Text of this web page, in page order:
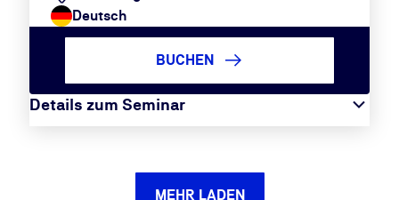
Deutsch
Details zum Seminar
BUCHEN
MEHR LADEN